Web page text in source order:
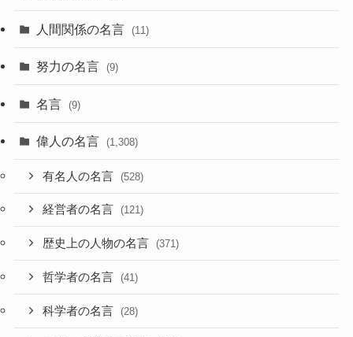
人間関係の名言 (11)
努力の名言 (9)
名言 (9)
偉人の名言 (1,308)
有名人の名言 (528)
経営者の名言 (121)
歴史上の人物の名言 (371)
哲学者の名言 (41)
科学者の名言 (28)